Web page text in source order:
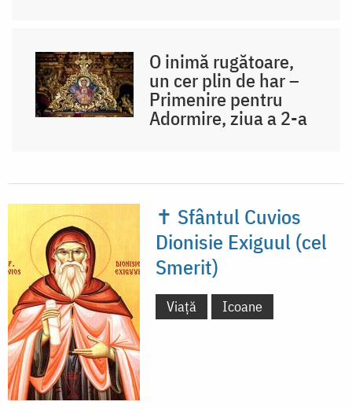
O inimă rugătoare,
un cer plin de har –
Primenire pentru
Adormire, ziua a 2-a
✝ Sfântul Cuvios
Dionisie Exiguul (cel
Smerit)
Viață Icoane